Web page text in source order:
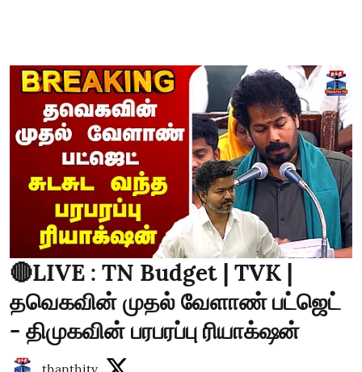
🔴LIVE : TN Budget | TVK |
தவெகவின் முதல் வேளாண் பட்ஜெட்
- திமுகவின் பரபரப்பு ரியாக்‌ஷன்
thanthitv